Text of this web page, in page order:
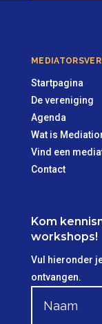
Startpagina
De vereniging
Agenda
Wat is
Vind een
Contact
Kom
workshops!
Vul hieronder
ontvangen.